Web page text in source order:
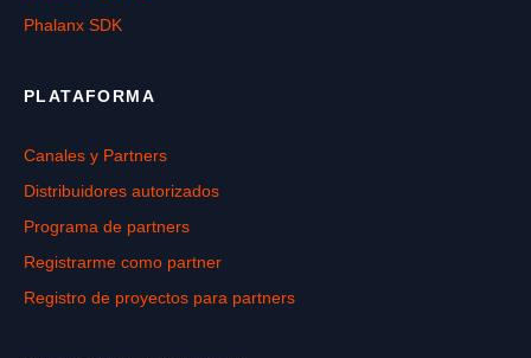
Phalanx SDK
PLATAFORMA
Canales y Partners
Distribuidores autorizados
Programa de partners
Registrarme como partner
Registro de proyectos para partners